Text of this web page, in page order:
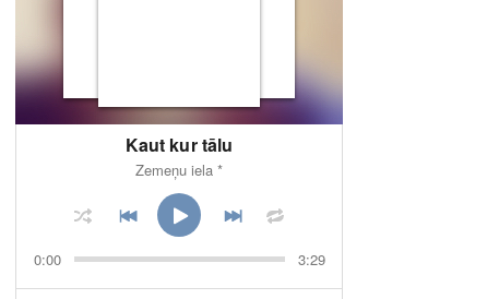
Kaut kur tālu
Zemeņu iela *
0:00 3:29